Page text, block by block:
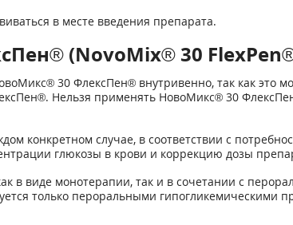
в месте введения препарата.
(NovoMix® 30
30 ФлексПен® внутривенно, так как это
Нельзя применять НовоМикс® 30
конкретном случае, в соответствии с
глюкозы в крови и коррекцию дозы
виде монотерапии, так и в сочетании с
только пероральными гипогликемическими